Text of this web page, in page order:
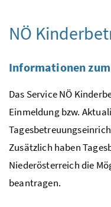
NÖ
Informationen
Das ServiceNÖ
Einmeldungbzw.
Zusätzlich haben
Niederösterreich die
beantragen.